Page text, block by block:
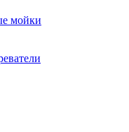
мойки